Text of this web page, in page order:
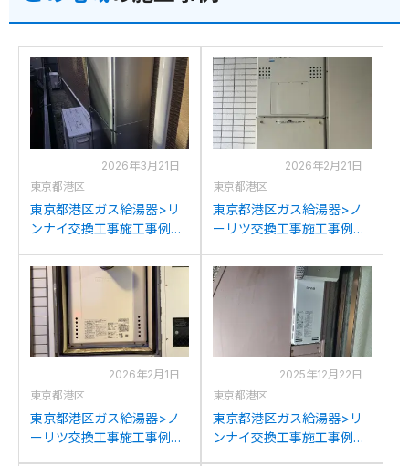
2026年3月21日
東京都港区
東京都港区ガス給湯器>リ
ンナイ交換工事施工事例：
からリンナイRUF-
K2406SAW(A)への交換
2026年2月21日
東京都港区
東京都港区ガス給湯器>ノ
ーリツ交換工事施工事例：
2417AWX6H-Lからノーリ
ツGTH-C2460AW8H-L-
2026年2月1日
東京都港区
東京都港区ガス給湯器>ノ
ーリツ交換工事施工事例：
2025年12月22日
東京都港区
東京都港区ガス給湯器>リ
ンナイ交換工事施工事例：